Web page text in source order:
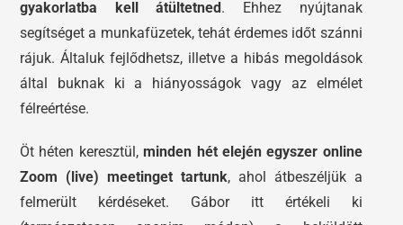
gyakorlatba kell átültetned . Ehhez nyújtanak
segítséget a munkafüzetek, tehát érdemes időt szánni
rájuk. Általuk fejlődhetsz, illetve a hibás megoldások
által buknak ki a hiányosságok vagy az elmélet
félreértése.
Öt héten keresztül,minden hét elején egyszer online
Zoom (live) meetinget tartunk, ahol átbeszéljük a
felmerült kérdéseket. Gábor itt értékeli ki